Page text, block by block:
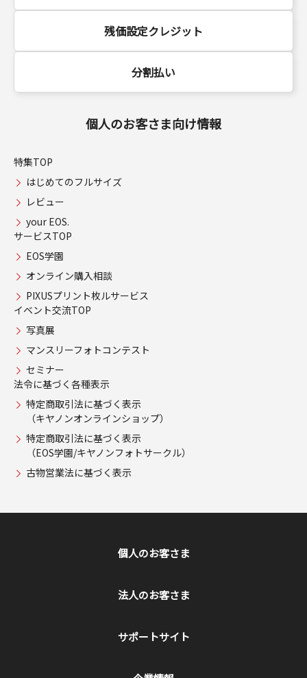
残価設定クレジット
分割払い
個人のお客さま向け情報
特集TOP
はじめてのフルサイズ
レビュー
your EOS.
サービスTOP
EOS学園
オンライン購入相談
PIXUSプリント枚ルサービス
イベント交流TOP
写真展
マンスリーフォトコンテスト
セミナー
法令に基づく各種表示
特定商取引法に基づく表示
（キヤノンオンラインショップ）
特定商取引法に基づく表示
（EOS学園/キヤノンフォトサークル）
古物営業法に基づく表示
個人のお客さま
法人のお客さま
サポートサイト